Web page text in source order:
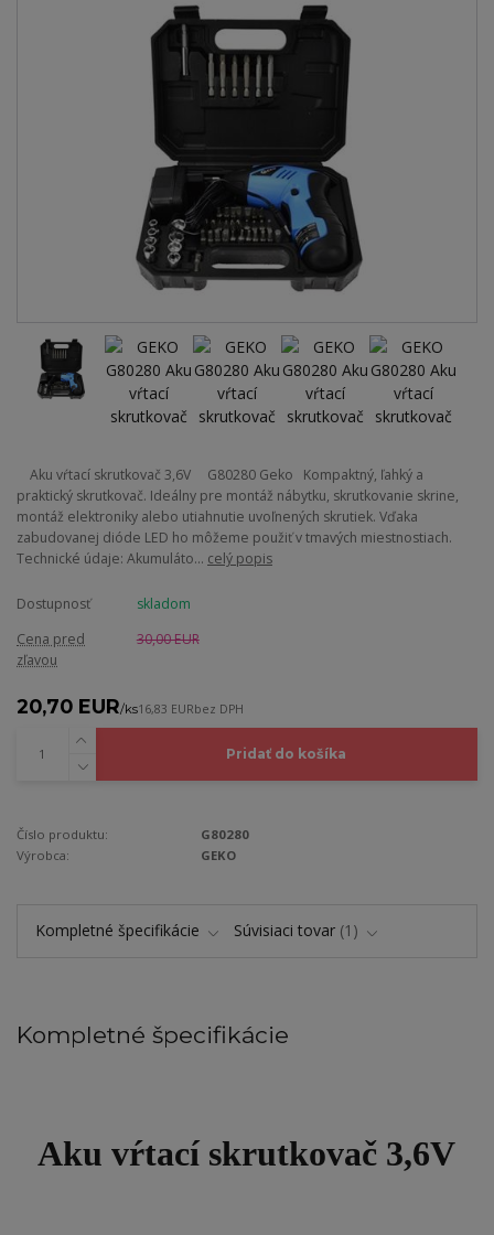
Aku vŕtací skrutkovač 3,6V G80280 Geko Kompaktný, ľahký a
praktický skrutkovač. Ideálny pre montáž nábytku, skrutkovanie skrine,
montáž elektroniky alebo utiahnutie uvoľnených skrutiek. Vďaka
zabudovanej dióde LED ho môžeme použiť v tmavých miestnostiach.
Technické údaje: Akumuláto... celý popis
Dostupnosť
skladom
Cena pred
zľavou
30,00 EUR
20,70 EUR/ks16,83 EURbez DPH
Pridať do košíka
Číslo produktu:
G80280
Výrobca:
GEKO
Kompletné špecifikácie Súvisiaci tovar 1
Kompletné špecifikácie
Aku vŕtací skrutkovač 3,6V